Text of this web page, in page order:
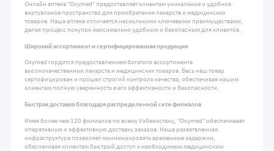
Онлайн аптека "Oxymed" предоставляет клиентам уникальное и удобное
виртуальное пространство для приобретения лекарств и медицинских
товаров. Наша аптека отличается несколькими ключевыми преимуществами,
делая процесс покупок максимально удобным и безопасным для клиентов.
Широкий ассортимент и сертифицированная продукция
Oxymed гордится предоставлением богатого ассортимента
высококачественных лекарств и медицинских товаров. Весь наш товар
сертифицирован и прошел строгий контроль качества, обеспечивая нашим
клиентам полную уверенность в его эффективности и безопасности.
Быстрая доставка благодаря распределенной сети филиалов
Имея более чем 120 филиалов по всему Узбекистану, "Oxymed" обеспечивает
оперативную и эффективную доставку заказов. Наша разветвленная
инфраструктура позволяет минимизировать временные задержки,
обеспечивая клиентам быстрый доступ к необходимым медицинским